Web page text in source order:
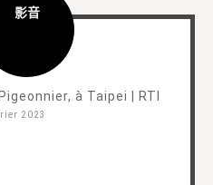
影音
à Taipei | RTI
2023